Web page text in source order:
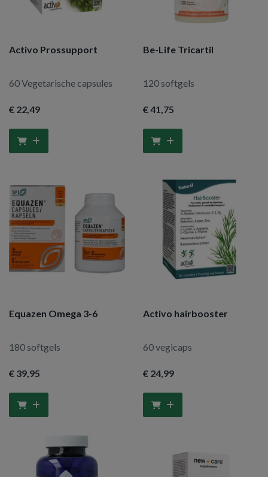
Activo Prossupport
60 Vegetarische capsules
€ 22,49
Be-Life Tricartil
120 softgels
€ 41,75
Equazen Omega 3-6
180 softgels
€ 39,95
Activo hairbooster
60 vegicaps
€ 24,99